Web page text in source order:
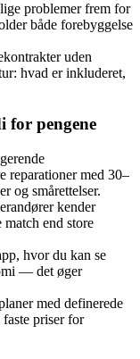
problemer frem for
både forebyggelse
uden
hvad er inkluderet,
pengene
reparationer med 30–
og smårettelser.
kender
end store
hvor du kan se
— det øger
med definerede
priser for